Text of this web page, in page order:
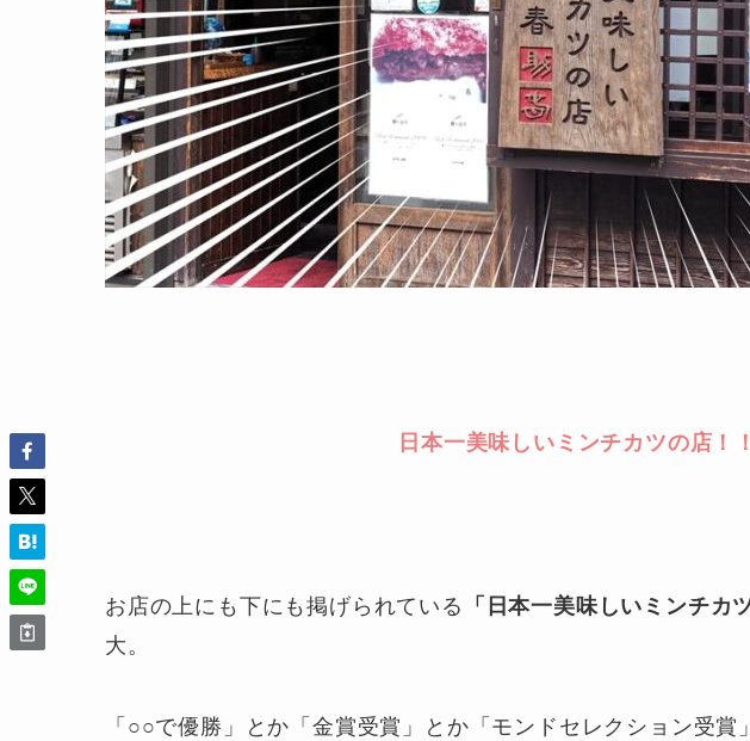
日本一美味しいミンチカツの店！
お店の上にも下にも掲げられている 「日本一美味しいミンチカ
大。
「○○で優勝」とか「金賞受賞」とか「モンドセレクション受賞